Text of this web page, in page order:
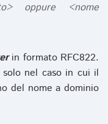
oppure <nome
in formato RFC822.
nel caso in cui il
del nome a dominio